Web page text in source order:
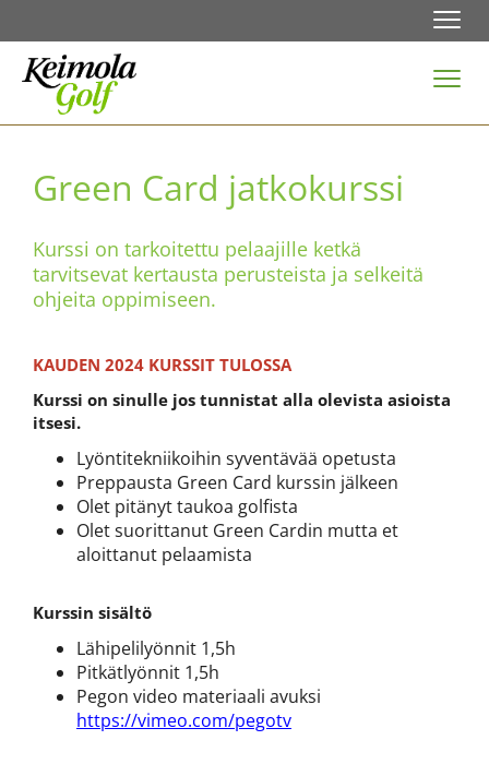
Green Card jatkokurssi
Kurssi on tarkoitettu pelaajille ketkä
tarvitsevat kertausta perusteista ja selkeitä
ohjeita oppimiseen.
KAUDEN 2024 KURSSIT TULOSSA
Kurssi on sinulle jos tunnistat alla olevista asioista
itsesi.
Lyöntitekniikoihin syventävää opetusta
Preppausta Green Card kurssin jälkeen
Olet pitänyt taukoa golfista
Olet suorittanut Green Cardin mutta et
aloittanut pelaamista
Kurssin sisältö
Lähipelilyönnit 1,5h
Pitkätlyönnit 1,5h
Pegon video materiaali avuksi
https://vimeo.com/pegotv